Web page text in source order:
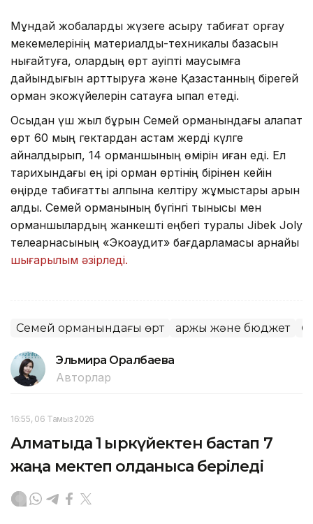
Мұндай жобаларды жүзеге асыру табиғат қорғау
мекемелерінің материалдық-техникалық базасын
нығайтуға, олардың өрт қауіпті маусымға
дайындығын арттыруға және Қазақстанның бірегей
орман экожүйелерін сақтауға ықпал етеді.
Осыдан үш жыл бұрын Семей орманындағы алапат
өрт 60 мың гектардан астам жерді күлге
айналдырып, 14 орманшының өмірін қиған еді. Ел
тарихындағы ең ірі орман өртінің бірінен кейін
өңірде табиғатты қалпына келтіру жұмыстары қарқын
алды. Семей орманының бүгінгі тынысы мен
орманшылардың жанкешті еңбегі туралы Jibek Joly
телеарнасының «Экоаудит» бағдарламасы арнайы
шығарылым әзірледі.
Семей орманындағы өрт Қаржы және бюджет
Эльмира Оралбаева
Авторлар
16:55, 06 Тамыз 2026
Алматыда 1 қыркүйектен бастап 7
жаңа мектеп қолданысқа беріледі